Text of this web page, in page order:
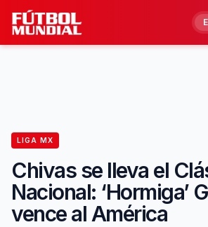
Skip to content
LIGA MX
Chivas se lleva el
Nacional: ‘Hormiga’
vence al América